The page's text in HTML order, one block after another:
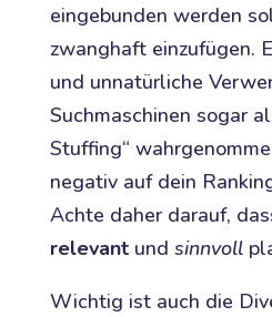
eingebunden werden
zwanghaft einzufügen.
und unnatürliche
Suchmaschinen sogar
Stuffing“
negativ auf dein
Achte daher darauf,
relevantund sinnvoll
Wichtig ist auch die